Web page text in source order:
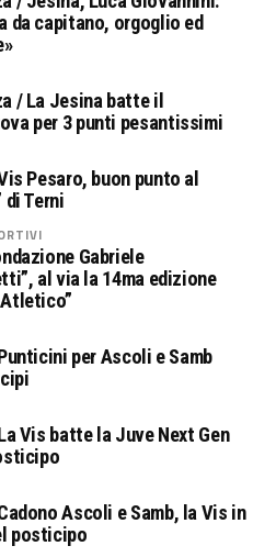
da capitano, orgoglio ed
/ La Jesina batte il
per 3 punti pesantissimi
Pesaro, buon punto al
di Terni
Gabriele
al via la 14ma edizione
Atletico”
per Ascoli e Samb
Vis batte la Juve Next Gen
Ascoli e Samb, la Vis in
posticipo